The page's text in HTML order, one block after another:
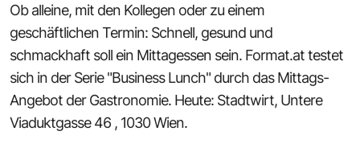
Ob alleine, mit den Kollegen oder zu einem
geschäftlichen Termin: Schnell, gesund und
schmackhaft soll ein Mittagessen sein. Format.at testet
sich in der Serie "Business Lunch" durch das Mittags-
Angebot der Gastronomie. Heute: Stadtwirt, Untere
Viaduktgasse 46 , 1030 Wien.